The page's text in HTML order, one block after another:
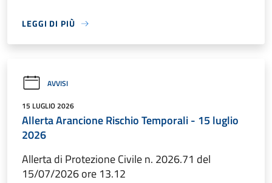
LEGGI DI PIÙ
AVVISI
15 LUGLIO 2026
Allerta Arancione Rischio Temporali - 15 luglio
2026
Allerta di Protezione Civile n. 2026.71 del
15/07/2026 ore 13.12